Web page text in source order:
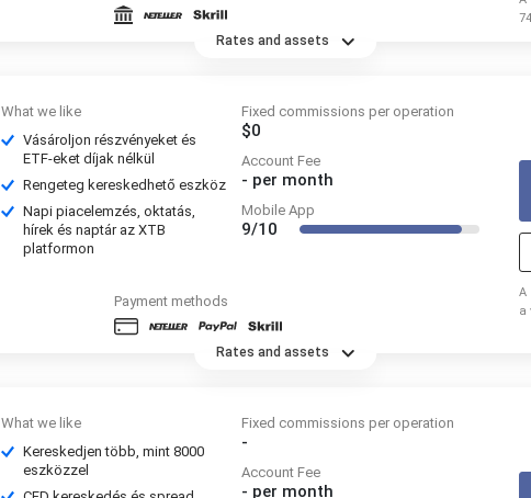
Rates and assets
What we like
Vásároljon részvényeket és
ETF-eket díjak nélkül
Rengeteg kereskedhető eszköz
Napi piacelemzés, oktatás,
hírek és naptár az XTB
platformon
Fixed commissions per operation
$0
Account Fee
- per month
Mobile App
9/10
Payment methods
A
a
Rates and assets
What we like
Kereskedjen több, mint 8000
eszközzel
Fixed commissions per operation
-
Account Fee
- per month